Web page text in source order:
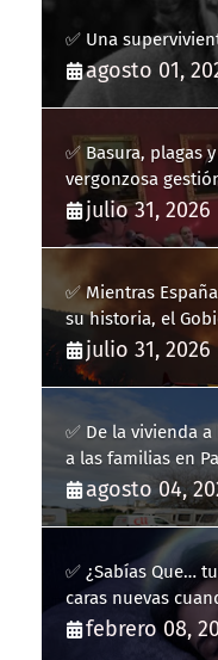
✅ Una
agosto 01,
✅ Basura, plagas
vergonzosa
Llucmajor
julio 31, 2026
✅ Mientras
su historia, el
hidroaviones por
julio 31, 2026
✅ De la vivienda
a las familias en
fracaso heredado
agosto 04,
✅ ¿Sabías Que…
caras nuevas
febrero 08,